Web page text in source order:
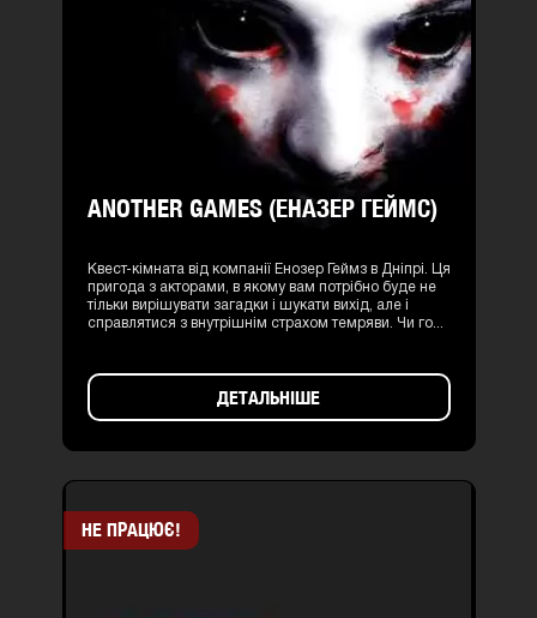
ANOTHER GAMES (ЕНАЗЕР ГЕЙМС)
Квест-кімната від компанії Енозер Геймз в Дніпрі. Ця
пригода з акторами, в якому вам потрібно буде не
тільки вирішувати загадки і шукати вихід, але і
справлятися з внутрішнім страхом темряви. Чи го...
ДЕТАЛЬНІШЕ
НЕ ПРАЦЮЄ!